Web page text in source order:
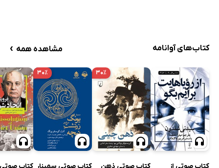
کتاب‌های آوانامه مشاهده همه ›
۳۰٪ ۳۰٪